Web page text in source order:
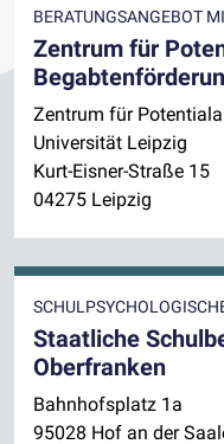
BERATUNGSANGEBOT
Zentrum für
Zentrum für
Universität Leipzig
Kurt-Eisner-Straße 15
04275 Leipzig
Staatliche
Oberfranken
Bahnhofsplatz 1a
95028 Hof an der